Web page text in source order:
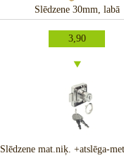
Slēdzene 30mm, labā
3,90
Slēdzene mat.niķ. +atslēga-